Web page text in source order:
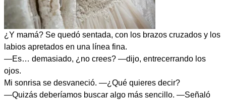
¿Y mamá? Se quedó sentada, con los brazos cruzados y los
labios apretados en una línea fina.
—Es… demasiado, ¿no crees? —dijo, entrecerrando los
ojos.
Mi sonrisa se desvaneció. —¿Qué quieres decir?
—Quizás deberíamos buscar algo más sencillo. —Señaló